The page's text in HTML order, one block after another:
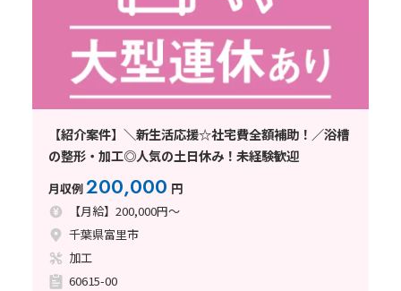
【紹介案件】＼新生活応援☆社宅費全額補助！／浴槽
の整形・加工◎人気の土日休み！未経験歓迎
月収例200,000 円
【月給】200,000円～
千葉県富里市
加工
60615-00